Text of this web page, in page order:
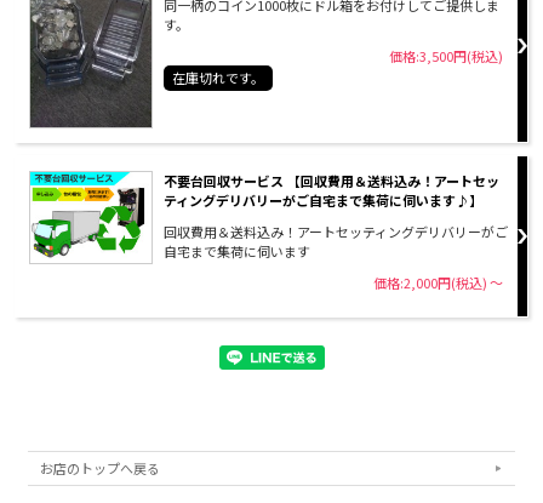
同一柄のコイン1000枚にドル箱をお付けしてご提供しま
す。
価格:3,500円(税込)
在庫切れです。
不要台回収サービス 【回収費用＆送料込み！アートセッ
ティングデリバリーがご自宅まで集荷に伺います♪】
回収費用＆送料込み！アートセッティングデリバリーがご
自宅まで集荷に伺います
価格:2,000円(税込)～
お店のトップへ戻る